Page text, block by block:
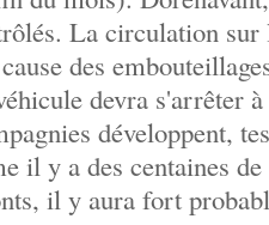
La circulation sur
des
devra s'arrêter
développent,
il y a des centaines
il y aura fort